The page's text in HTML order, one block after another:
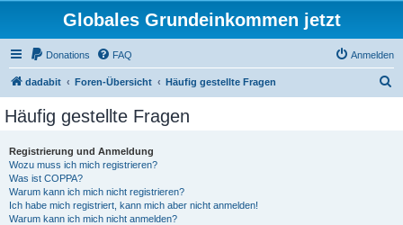
Globales Grundeinkommen jetzt
Donations FAQ Anmelden
dadabit Foren-Übersicht Häufig gestellte Fragen
Häufig gestellte Fragen
Registrierung und Anmeldung
Wozu muss ich mich registrieren?
Was ist COPPA?
Warum kann ich mich nicht registrieren?
Ich habe mich registriert, kann mich aber nicht anmelden!
Warum kann ich mich nicht anmelden?